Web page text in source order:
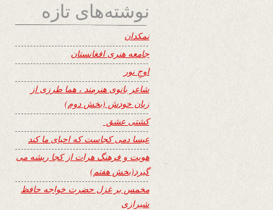
نوشته‌های تازه
نمکدان
جامعه هنری افغانستان
اوجِ نور
شاعر بانوی هنرمند ، هما طرزی از
زبان خودش (بخش دوم)
کشتی عشق
عیسا دمی کجاست که احیای ما کند
هویت و فرهنگ هرات از کجا ریشه می
گیرد(بخش هفتم)
مخمس بر غزل حضرت خواجه حافظ
شیرازی